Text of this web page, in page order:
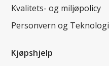
Kvalitets- og miljøpolicy
Personvern og Teknologi
Kjøpshjelp